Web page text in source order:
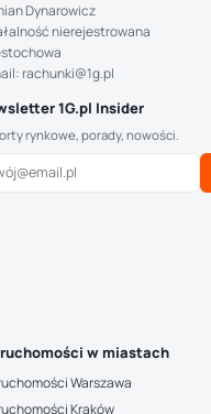
Dynarowicz
nierejestrowana
rachunki@1g.pl
1G.pl Insider
rynkowe, porady, nowości.
w miastach
Warszawa
Kraków